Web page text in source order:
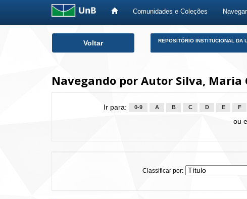
Comunidades e Coleções Navegar
Voltar REPOSITÓRIO INSTITUCIONAL DA
Navegando por Autor Silva, Maria
Ir para: 0-9 A B C D E F
ou
Classificar por: